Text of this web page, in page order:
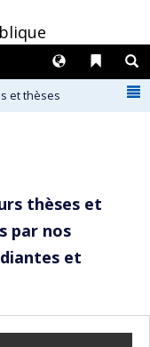
Liens
Langues
et thèses
thèses et
par nos
et